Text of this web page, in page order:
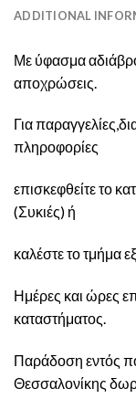
ADDITIONAL
Με ύφασμα
αποχρώσεις.
Για
πληροφορίες
επισκεφθείτε το
(Συκιές) ή
καλέστε το τμήμα
Ημέρες και ώρες
καταστήματος.
Παράδοση εντός
Θεσσαλονίκης